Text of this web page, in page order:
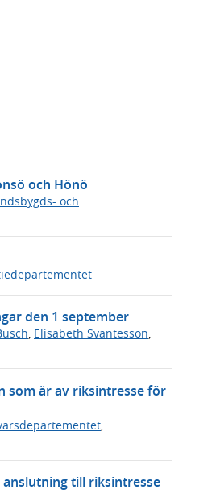
och Hönö
och
den 1 september
, Elisabeth Svantesson,
som är av riksintresse för
till riksintresse